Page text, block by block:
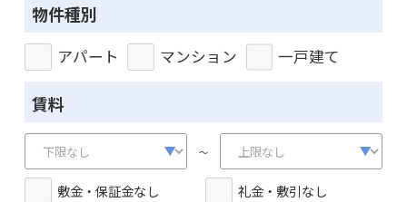
物件種別
アパート マンション 一戸建て
賃料
～
敷金・保証金なし
礼金・敷引なし